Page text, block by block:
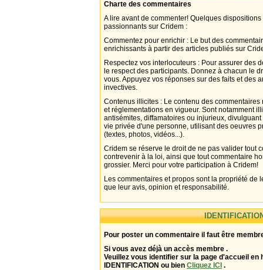
Charte des commentaires
A lire avant de commenter! Quelques
passionnants sur Cridem :
Commentez pour enrichir : Le but des
enrichissants à partir des articles publiés sur
Respectez vos interlocuteurs : Pour assurer des
le respect des participants. Donnez à chacun le
vous. Appuyez vos réponses sur des faits et des
invectives.
Contenus illicites : Le contenu des
et réglementations en vigueur. Sont notamment
antisémites, diffamatoires ou injurieux,
vie privée d'une personne, utilisant des oeuvres
(textes, photos, vidéos...).
Cridem se réserve le droit de ne pas valider tout
contrevenir à la loi, ainsi que tout commentaire
grossier. Merci pour votre participation à Cridem!
Les commentaires et propos sont la propriété de
que leur avis, opinion et responsabilité.
Pour poster un commentaire il faut être
Si vous avez déjà un accès membre .
Veuillez vous identifier sur la page d'accueil en
IDENTIFICATION ou bien Cliquez ICI .